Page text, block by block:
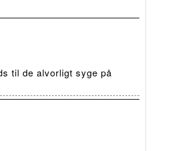
til de alvorligt syge på